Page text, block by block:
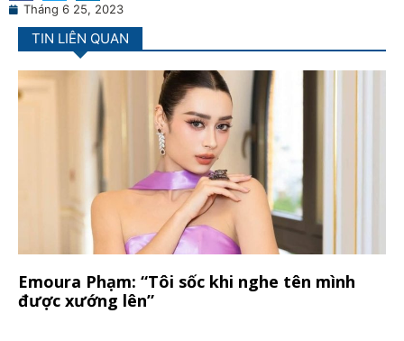
Tháng 6 25, 2023
TIN LIÊN QUAN
Emoura Phạm: “Tôi sốc khi nghe tên mình
được xướng lên”